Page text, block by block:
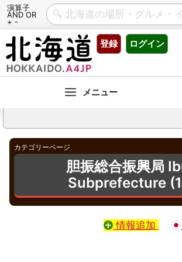
演算子
AND OR
+ -
Skip
content
登録 ログイン
カテゴリーページ
胆振総合振興局
Subprefecture
情報追加